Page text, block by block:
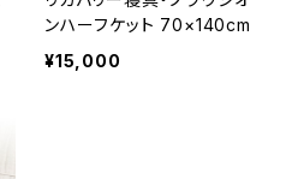
ンハーフケット 70×140cm
¥15,000